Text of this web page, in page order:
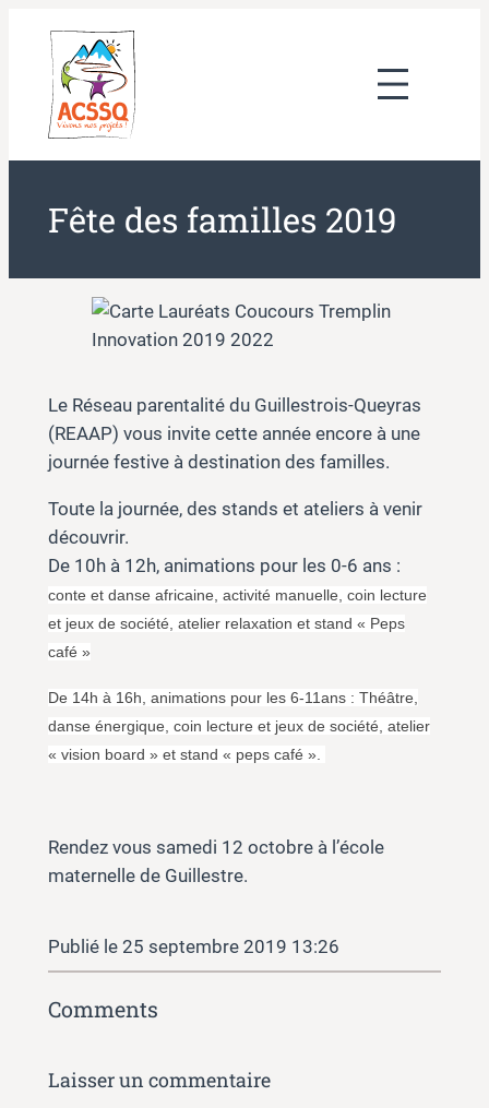
contenu
Fête des familles 2019
Le Réseau parentalité du Guillestrois-Queyras
(REAAP) vous invite cette année encore à une
journée festive à destination des familles.
Toute la journée, des stands et ateliers à venir
découvrir.
De 10h à 12h, animations pour les 0-6 ans :
conte et danse africaine, activité manuelle, coin lecture
et jeux de société, atelier relaxation et stand « Peps
café »
De 14h à 16h, animations pour les 6-11ans : Théâtre,
danse énergique, coin lecture et jeux de société, atelier
« vision board » et stand « peps café ».
Rendez vous samedi 12 octobre à l’école
maternelle de Guillestre.
25 septembre 2019 13:26
Comments
Laisser un commentaire